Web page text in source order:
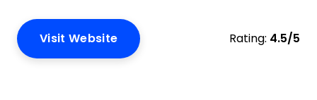
Visit Website Rating: 4.5/5